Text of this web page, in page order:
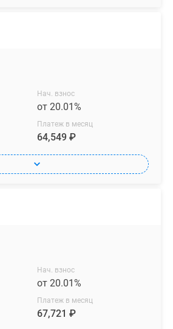
Нач. взнос
от 20.01%
Платеж в месяц
64,549 ₽
Нач. взнос
от 20.01%
Платеж в месяц
67,721 ₽